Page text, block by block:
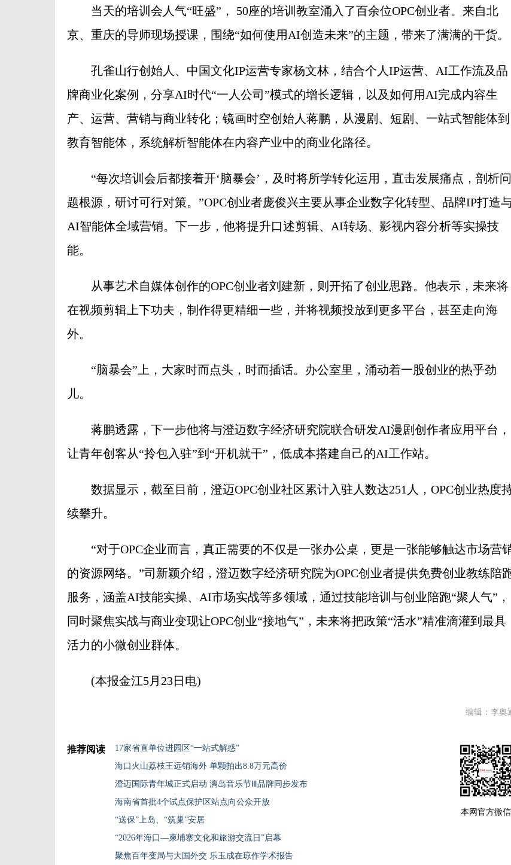
当天的培训会人气“旺盛”， 50座的培训教室涌入了百余位OPC创业者。来自北
京、重庆的导师现场授课，围绕“如何使用AI创造未来”的主题，带来了满满的干货。
孔雀山行创始人、中国文化IP运营专家杨文林，结合个人IP运营、AI工作流及品
牌商业化案例，分享AI时代“一人公司”模式的增长逻辑，以及如何用AI完成内容生
产、运营、营销与商业转化；镜画时空创始人蒋鹏，从漫剧、短剧、一站式智能体到
教育智能体，系统解析智能体在内容产业中的商业化路径。
“每次培训会后都接着开‘脑暴会’，及时将所学转化运用，直击发展痛点，剖析问
题根源，研讨可行对策。”OPC创业者庞俊兴主要从事企业数字化转型、品牌IP打造
AI智能体全域营销。下一步，他将提升口述剪辑、AI转场、影视内容分析等实操技
能。
从事艺术自媒体创作的OPC创业者刘建新，则开拓了创业思路。他表示，未来将
在视频剪辑上下功夫，制作得更精细一些，并将视频投放到更多平台，甚至走向海
外。
“脑暴会”上，大家时而点头，时而插话。办公室里，涌动着一股创业的热乎劲
儿。
蒋鹏透露，下一步他将与澄迈数字经济研究院联合研发AI漫剧创作者应用平台，
让青年创客从“拎包入驻”到“开机就干”，低成本搭建自己的AI工作站。
数据显示，截至目前，澄迈OPC创业社区累计入驻人数达251人，OPC创业热度
续攀升。
“对于OPC企业而言，真正需要的不仅是一张办公桌，更是一张能够触达市场营
的资源网络。”司新颖介绍，澄迈数字经济研究院为OPC创业者提供免费创业教练陪
服务，涵盖AI技能实操、AI市场实战等多领域，通过技能培训与创业陪跑“聚人气”，
同时聚焦实战与商业变现让OPC创业“接地气”，未来将把政策“活水”精准滴灌到最具
活力的小微创业群体。
(本报金江5月23日电)
编辑：李奥
推荐阅读
17家省直单位进园区“一站式解惑”
海口火山荔枝王远销海外 单颗拍出8.8万元高价
澄迈国际青年城正式启动 漓岛音乐节Ⅲ品牌同步发布
海南省首批4个试点保护区站点向公众开放
“送保”上岛、“筑巢”安居
“2026年海口—柬埔寨文化和旅游交流日”启幕
聚焦百年变局与大国外交 乐玉成在琼作学术报告
本网官方微信